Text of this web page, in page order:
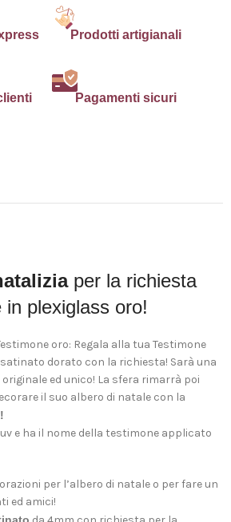
Prodotti artigianali
Pagamenti sicuri
per la richiesta
in plexiglass oro!
oro: Regala alla tua Testimone
dorato con la richiesta! Sarà una
ed unico! La sfera rimarrà poi
il suo albero di natale con la
e ha il nome della testimone applicato
per l’albero di natale o per fare un
ed amici!